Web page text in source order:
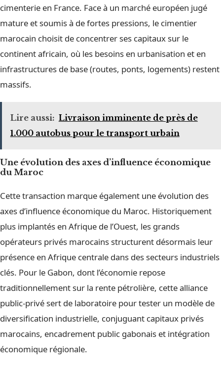
cimenterie en France. Face à un marché européen jugé
mature et soumis à de fortes pressions, le cimentier
marocain choisit de concentrer ses capitaux sur le
continent africain, où les besoins en urbanisation et en
infrastructures de base (routes, ponts, logements) restent
massifs.
Lire aussi: Livraison imminente de près de
1.000 autobus pour le transport urbain
Une évolution des axes d’influence économique
du Maroc
Cette transaction marque également une évolution des
axes d’influence économique du Maroc. Historiquement
plus implantés en Afrique de l’Ouest, les grands
opérateurs privés marocains structurent désormais leur
présence en Afrique centrale dans des secteurs industriels
clés. Pour le Gabon, dont l’économie repose
traditionnellement sur la rente pétrolière, cette alliance
public-privé sert de laboratoire pour tester un modèle de
diversification industrielle, conjuguant capitaux privés
marocains, encadrement public gabonais et intégration
économique régionale.